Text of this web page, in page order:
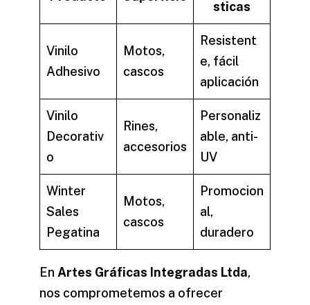
sticas
Vinilo
Adhesivo
Motos,
cascos
Resistent
e, fácil
aplicación
Vinilo
Decorativ
o
Rines,
accesorios
Personaliz
able, anti-
UV
Winter
Sales
Pegatina
Motos,
cascos
Promocion
al,
duradero
En Artes Gráficas Integradas Ltda,
nos comprometemos a ofrecer